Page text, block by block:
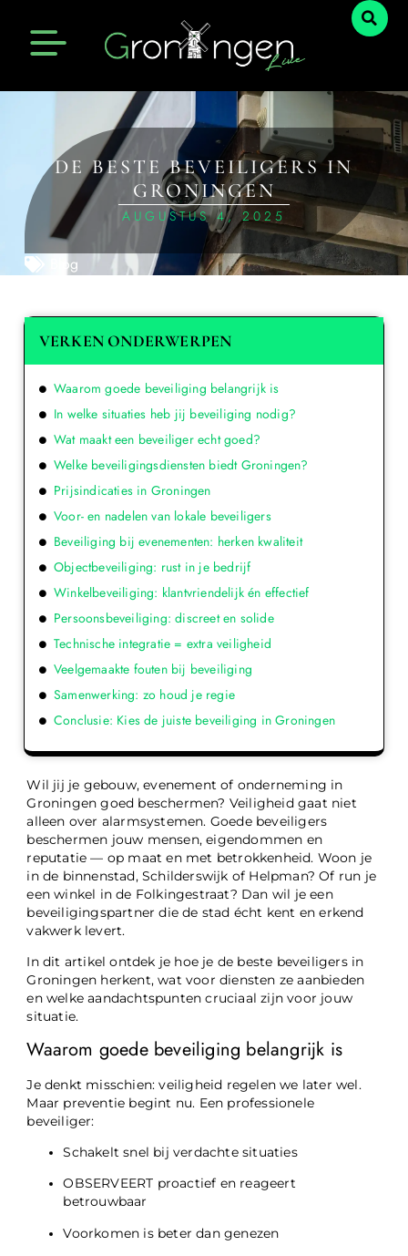
DE BESTE BEVEILIGERS IN
GRONINGEN
AUGUSTUS 4, 2025
Blog
Wil jij je gebouw, evenement of onderneming in
Groningen goed beschermen? Veiligheid gaat niet
alleen over alarmsystemen. Goede beveiligers
beschermen jouw mensen, eigendommen en
reputatie — op maat en met betrokkenheid. Woon je
in de binnenstad, Schilderswijk of Helpman? Of run je
een winkel in de Folkingestraat? Dan wil je een
beveiligingspartner die de stad écht kent en erkend
vakwerk levert.
In dit artikel ontdek je hoe je de beste beveiligers in
Groningen herkent, wat voor diensten ze aanbieden
en welke aandachtspunten cruciaal zijn voor jouw
situatie.
Waarom goede beveiliging belangrijk is
Je denkt misschien: veiligheid regelen we later wel.
Maar preventie begint nu. Een professionele
beveiliger:
Schakelt snel bij verdachte situaties
OBSERVEERT proactief en reageert
betrouwbaar
Voorkomen is beter dan genezen
VERKEN ONDERWERPEN
Waarom goede beveiliging belangrijk is
In welke situaties heb jij beveiliging nodig?
Wat maakt een beveiliger echt goed?
Welke beveiligingsdiensten biedt Groningen?
Prijsindicaties in Groningen
Voor- en nadelen van lokale beveiligers
Beveiliging bij evenementen: herken kwaliteit
Objectbeveiliging: rust in je bedrijf
Winkelbeveiliging: klantvriendelijk én effectief
Persoonsbeveiliging: discreet en solide
Technische integratie = extra veiligheid
Veelgemaakte fouten bij beveiliging
Samenwerking: zo houd je regie
Conclusie: Kies de juiste beveiliging in Groningen